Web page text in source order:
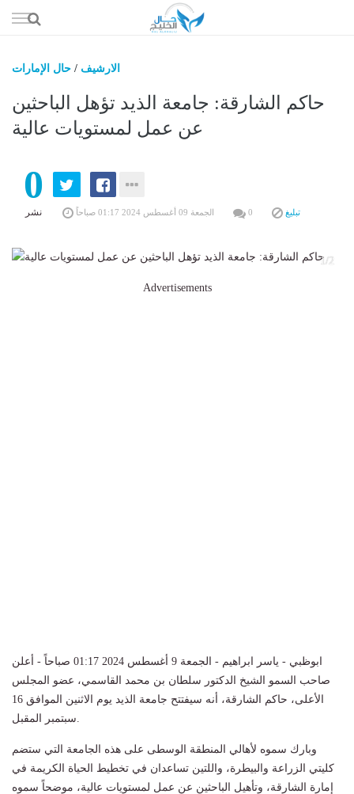
الى
الارشيف / حال الإمارات
حاكم الشارقة: جامعة الذيد تؤهل الباحثين
عن عمل لمستويات عالية
0
نشر الجمعة 09 أغسطس 2024 01:17 صباحاً 0 تبليغ
1/2
Advertisements
ابوظبي - ياسر ابراهيم - الجمعة 9 أغسطس 2024 01:17 صباحاً - أعلن
صاحب السمو الشيخ الدكتور سلطان بن محمد القاسمي، عضو المجلس
الأعلى، حاكم الشارقة، أنه سيفتتح جامعة الذيد يوم الاثنين الموافق 16
سبتمبر المقبل.
وبارك سموه لأهالي المنطقة الوسطى على هذه الجامعة التي ستضم
كليتي الزراعة والبيطرة، واللتين تساعدان في تخطيط الحياة الكريمة في
إمارة الشارقة، وتأهيل الباحثين عن عمل لمستويات عالية، موضحاً سموه
حال
حال
حال الثقافة والفن